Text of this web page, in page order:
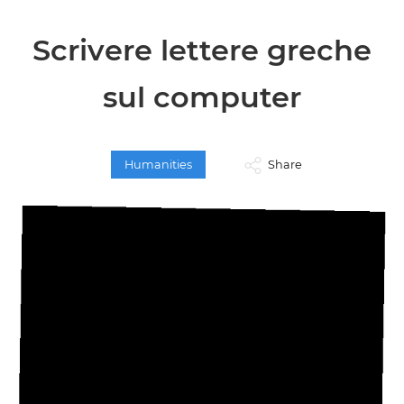
Scrivere lettere greche
sul computer
Humanities Share